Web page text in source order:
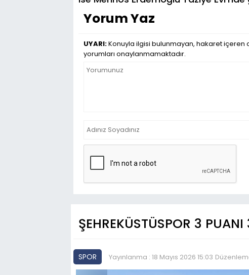
Yorum Yaz
UYARI:Konuyla ilgisi bulunmayan, hakaret içeren
yorumları onaylanmamaktadır.
ŞEHREKÜSTÜSPOR 3 PUANI
SPOR Yayınlanma : 18 Mayıs 2026 15:03